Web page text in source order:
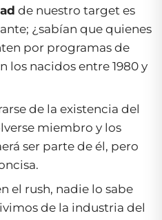
de nuestro target es
¿sabían que quienes
por programas de
los nacidos entre 1980 y
de la existencia del
miembro y los
ser parte de él, pero
el rush, nadie lo sabe
de la industria del